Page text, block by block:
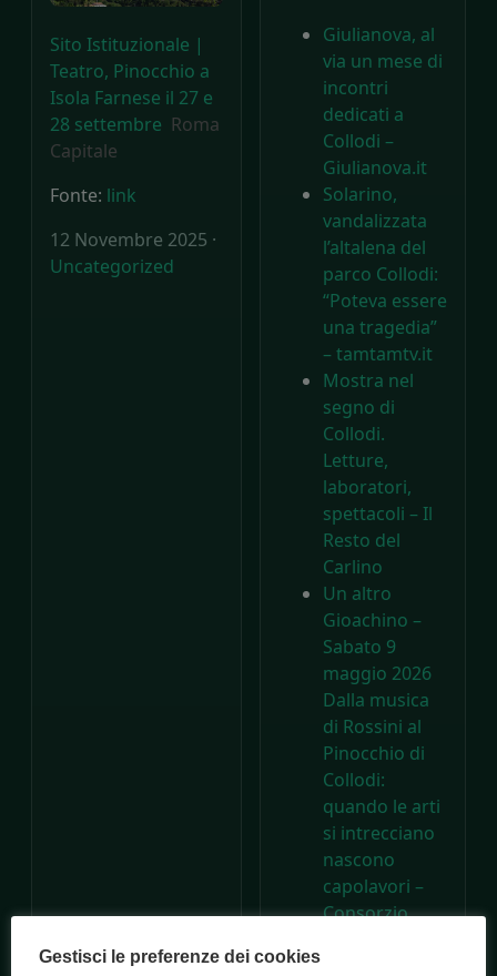
Sito Istituzionale |
Teatro, Pinocchio a
Isola Farnese il 27 e
28 settembre Roma
Capitale
Fonte: link
12 Novembre 2025 ·
Uncategorized
Giulianova, al
via un mese di
incontri
dedicati a
Collodi –
Giulianova.it
Solarino,
vandalizzata
l’altalena del
parco Collodi:
“Poteva essere
una tragedia”
– tamtamtv.it
Mostra nel
segno di
Collodi.
Letture,
laboratori,
spettacoli – Il
Resto del
Carlino
Un altro
Gioachino –
Sabato 9
maggio 2026
Dalla musica
di Rossini al
Pinocchio di
Collodi:
quando le arti
si intrecciano
nascono
capolavori –
Consorzio
Gestisci le preferenze dei cookies